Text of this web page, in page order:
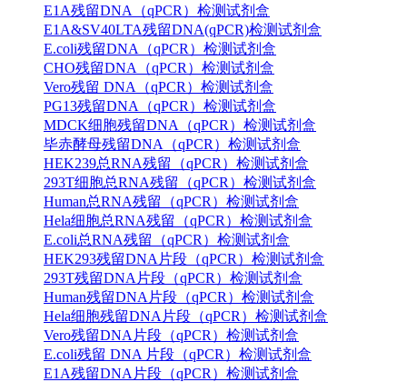
E1A残留DNA（qPCR）检测试剂盒
E1A&SV40LTA残留DNA(qPCR)检测试剂盒
E.coli残留DNA（qPCR）检测试剂盒
CHO残留DNA（qPCR）检测试剂盒
Vero残留 DNA（qPCR）检测试剂盒
PG13残留DNA（qPCR）检测试剂盒
MDCK细胞残留DNA（qPCR）检测试剂盒
毕赤酵母残留DNA（qPCR）检测试剂盒
HEK239总RNA残留（qPCR）检测试剂盒
293T细胞总RNA残留（qPCR）检测试剂盒
Human总RNA残留（qPCR）检测试剂盒
Hela细胞总RNA残留（qPCR）检测试剂盒
E.coli总RNA残留（qPCR）检测试剂盒
HEK293残留DNA片段（qPCR）检测试剂盒
293T残留DNA片段（qPCR）检测试剂盒
Human残留DNA片段（qPCR）检测试剂盒
Hela细胞残留DNA片段（qPCR）检测试剂盒
Vero残留DNA片段（qPCR）检测试剂盒
E.coli残留 DNA 片段（qPCR）检测试剂盒
E1A残留DNA片段（qPCR）检测试剂盒